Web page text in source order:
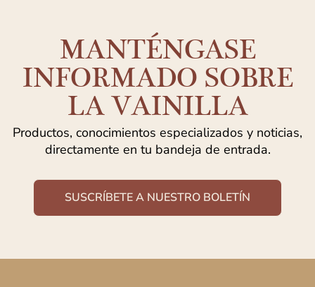
MANTÉNGASE
INFORMADO SOBRE
LA VAINILLA
Productos, conocimientos especializados y noticias,
directamente en tu bandeja de entrada.
SUSCRÍBETE A NUESTRO BOLETÍN